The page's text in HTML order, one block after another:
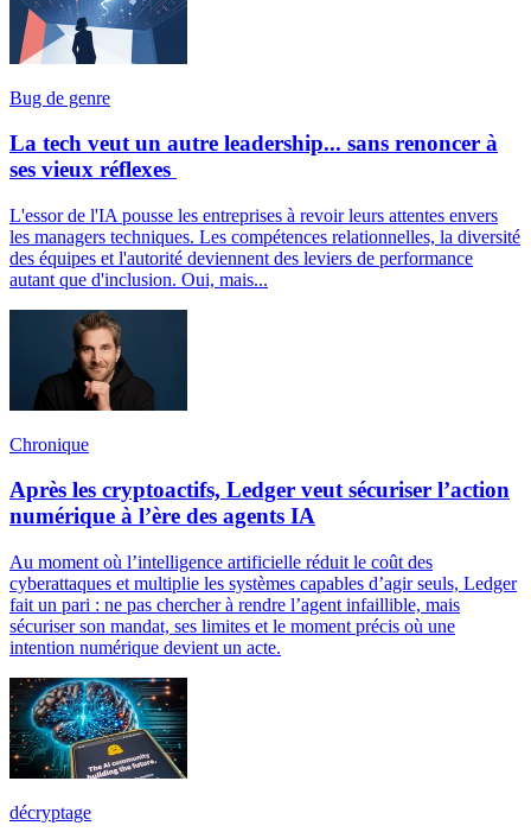
Bug de genre
La tech veut un autre leadership... sans renoncer à
ses vieux réflexes
L'essor de l'IA pousse les entreprises à revoir leurs attentes envers
les managers techniques. Les compétences relationnelles, la diversité
des équipes et l'autorité deviennent des leviers de performance
autant que d'inclusion. Oui, mais...
Chronique
Après les cryptoactifs, Ledger veut sécuriser l’action
numérique à l’ère des agents IA
Au moment où l’intelligence artificielle réduit le coût des
cyberattaques et multiplie les systèmes capables d’agir seuls, Ledger
fait un pari : ne pas chercher à rendre l’agent infaillible, mais
sécuriser son mandat, ses limites et le moment précis où une
intention numérique devient un acte.
décryptage